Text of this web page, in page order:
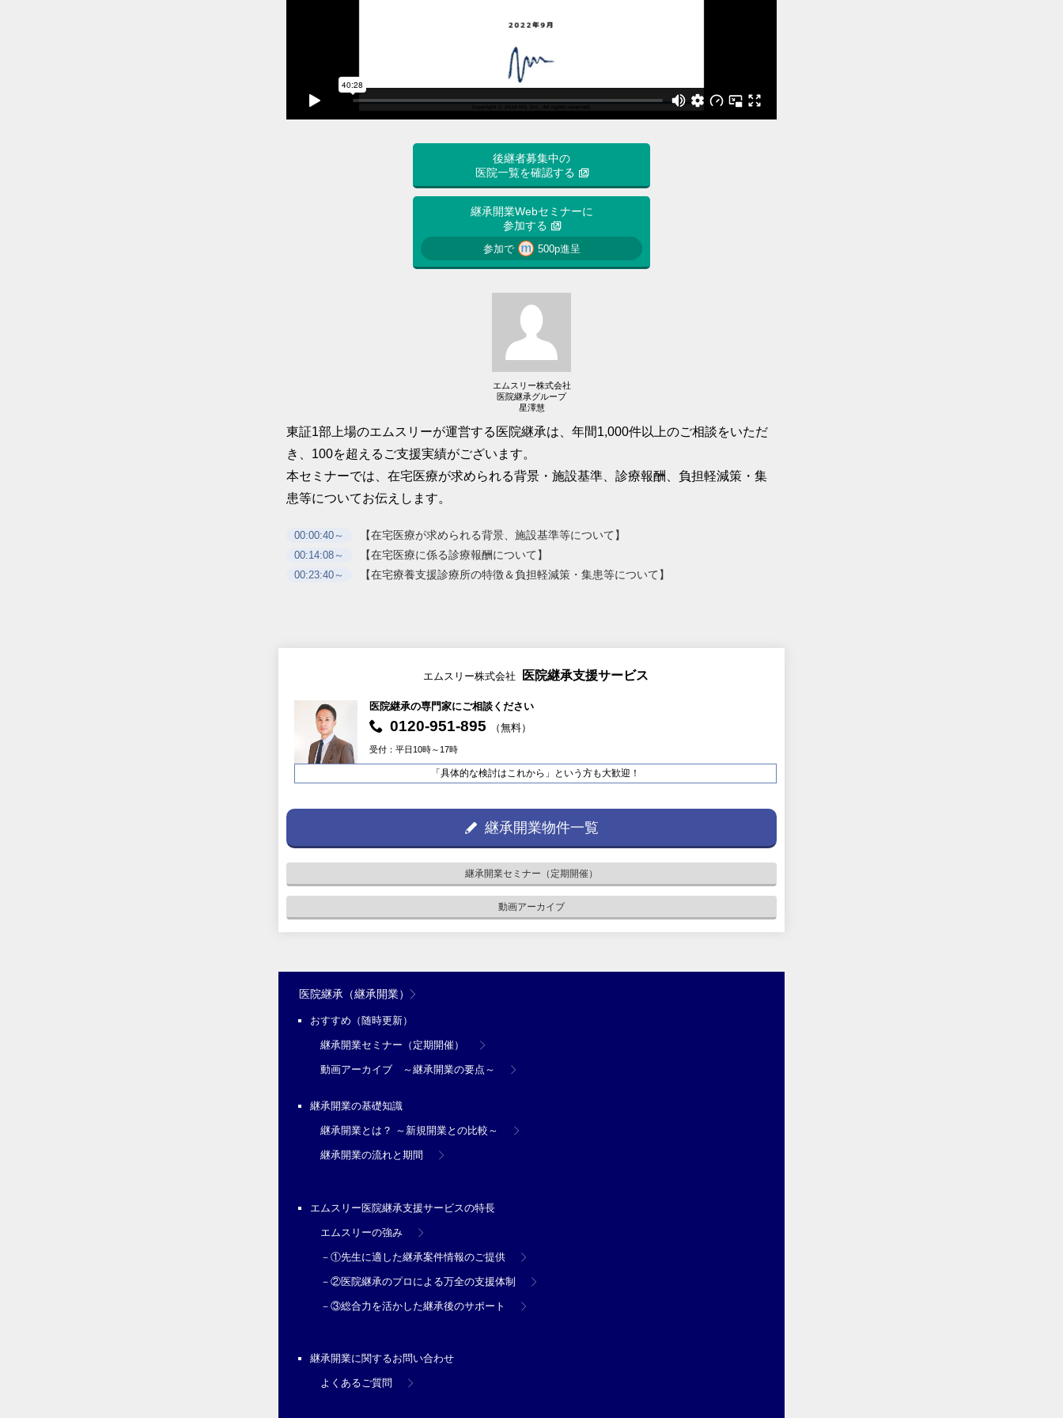
後継者募集中の
医院一覧を確認する
継承開業Webセミナーに
参加する
参加で 500p進呈
エムスリー株式会社
医院継承グループ
星澤慧
東証1部上場のエムスリーが運営する医院継承は、年間1,000件以上のご相談をいただ
き、100を超えるご支援実績がございます。
本セミナーでは、在宅医療が求められる背景・施設基準、診療報酬、負担軽減策・集
患等についてお伝えします。
00:00:40～ 【在宅医療が求められる背景、施設基準等について】
00:14:08～ 【在宅医療に係る診療報酬について】
00:23:40～ 【在宅療養支援診療所の特徴＆負担軽減策・集患等について】
エムスリー株式会社 医院継承支援サービス
医院継承の専門家にご相談ください
0120-951-895 （無料）
受付：平日10時～17時
「具体的な検討はこれから」という方も大歓迎！
継承開業物件一覧
継承開業セミナー（定期開催）
動画アーカイブ
医院継承（継承開業）
おすすめ（随時更新）
継承開業セミナー（定期開催）
動画アーカイブ ～継承開業の要点～
継承開業の基礎知識
継承開業とは？ ～新規開業との比較～
継承開業の流れと期間
エムスリー医院継承支援サービスの特長
エムスリーの強み
－①先生に適した継承案件情報のご提供
－②医院継承のプロによる万全の支援体制
－③総合力を活かした継承後のサポート
継承開業に関するお問い合わせ
よくあるご質問